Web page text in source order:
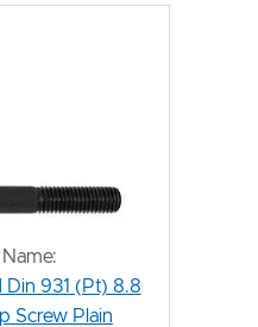
Din 931 (Pt) 8.8
Screw Plain